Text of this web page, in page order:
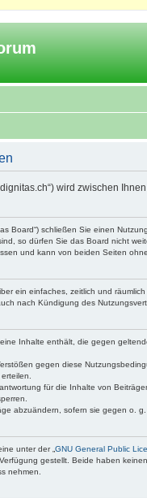
wird zwischen
Board“) schließen Sie einen
so dürfen Sie das Board nicht
und kann von beiden Seiten
ein einfaches, zeitlich und
nach Kündigung des
Inhalte enthält, die gegen
gegen diese
für die Inhalte von
abzuändern, sofern sie gegen o.
unter der „ GNU General Public
gestellt. Beide haben
nehmen.